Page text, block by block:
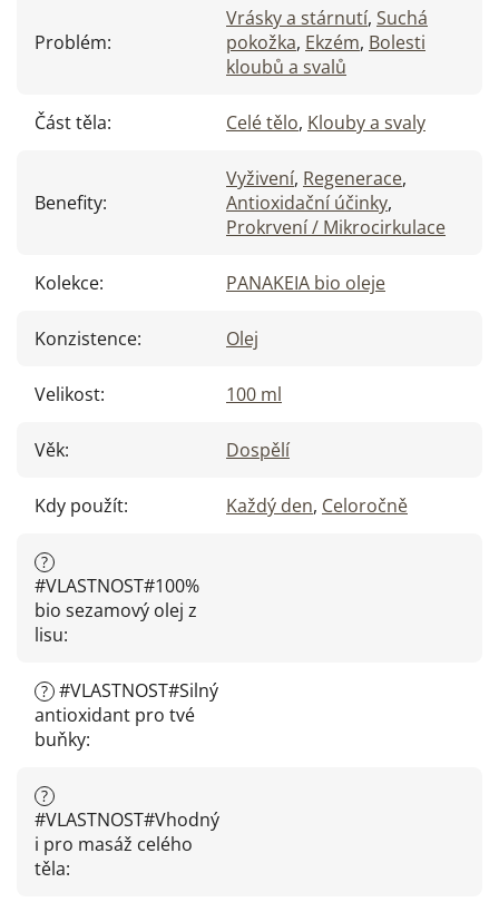
Problém:
Vrásky a stárnutí, Suchá
pokožka, Ekzém, Bolesti
kloubů a svalů
Část těla: Celé tělo, Klouby a svaly
Benefity:
Vyživení, Regenerace,
Antioxidační účinky,
Prokrvení / Mikrocirkulace
Kolekce: PANAKEIA bio oleje
Konzistence: Olej
Velikost: 100 ml
Věk: Dospělí
Kdy použít: Každý den, Celoročně
?
#VLASTNOST#100%
bio sezamový olej z
lisu:
? #VLASTNOST#Silný
antioxidant pro tvé
buňky:
?
#VLASTNOST#Vhodný
i pro masáž celého
těla: